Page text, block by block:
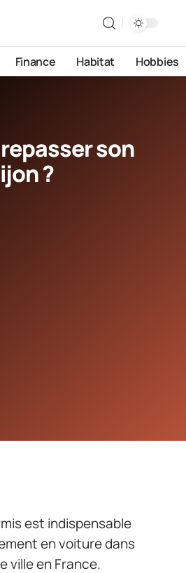
Finance Habitat Hobbies
son
?
est indispensable
en voiture dans
ville en France.